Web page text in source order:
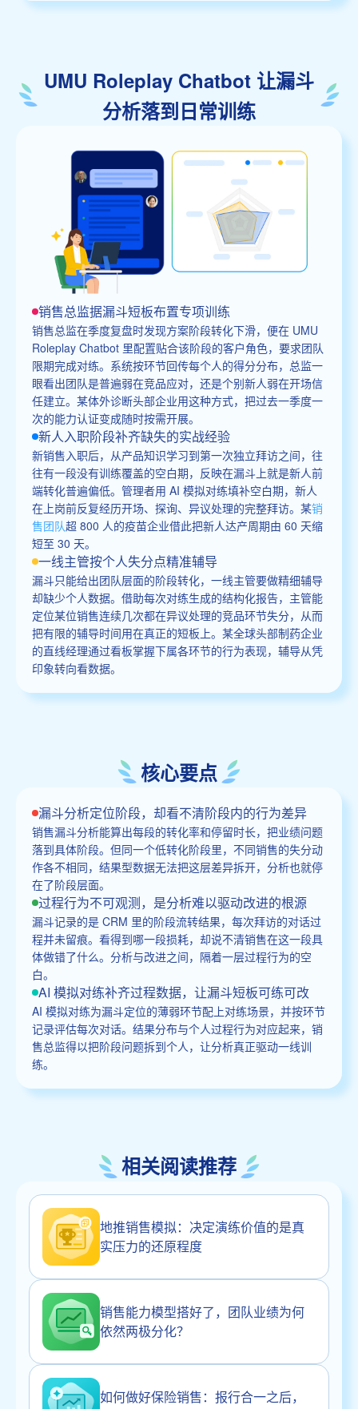
UMU Roleplay Chatbot 让漏斗
分析落到日常训练
销售总监据漏斗短板布置专项训练
销售总监在季度复盘时发现方案阶段转化下滑，便在 UMU
Roleplay Chatbot 里配置贴合该阶段的客户角色，要求团队
限期完成对练。系统按环节回传每个人的得分分布，总监一
眼看出团队是普遍弱在竞品应对，还是个别新人弱在开场信
任建立。某体外诊断头部企业用这种方式，把过去一季度一
次的能力认证变成随时按需开展。
新人入职阶段补齐缺失的实战经验
新销售入职后，从产品知识学习到第一次独立拜访之间，往
往有一段没有训练覆盖的空白期，反映在漏斗上就是新人前
端转化普遍偏低。管理者用 AI 模拟对练填补空白期，新人
在上岗前反复经历开场、探询、异议处理的完整拜访。某销
售团队超 800 人的疫苗企业借此把新人达产周期由 60 天缩
短至 30 天。
一线主管按个人失分点精准辅导
漏斗只能给出团队层面的阶段转化，一线主管要做精细辅导
却缺少个人数据。借助每次对练生成的结构化报告，主管能
定位某位销售连续几次都在异议处理的竞品环节失分，从而
把有限的辅导时间用在真正的短板上。某全球头部制药企业
的直线经理通过看板掌握下属各环节的行为表现，辅导从凭
印象转向看数据。
核心要点
漏斗分析定位阶段，却看不清阶段内的行为差异
销售漏斗分析能算出每段的转化率和停留时长，把业绩问题
落到具体阶段。但同一个低转化阶段里，不同销售的失分动
作各不相同，结果型数据无法把这层差异拆开，分析也就停
在了阶段层面。
过程行为不可观测，是分析难以驱动改进的根源
漏斗记录的是 CRM 里的阶段流转结果，每次拜访的对话过
程并未留痕。看得到哪一段损耗，却说不清销售在这一段具
体做错了什么。分析与改进之间，隔着一层过程行为的空
白。
AI 模拟对练补齐过程数据，让漏斗短板可练可改
AI 模拟对练为漏斗定位的薄弱环节配上对练场景，并按环节
记录评估每次对话。结果分布与个人过程行为对应起来，销
售总监得以把阶段问题拆到个人，让分析真正驱动一线训
练。
相关阅读推荐
地推销售模拟：决定演练价值的是真
实压力的还原程度
销售能力模型搭好了，团队业绩为何
依然两极分化？
如何做好保险销售：报行合一之后，